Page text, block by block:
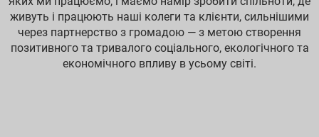
живуть і працюють наші колеги та клієнти, сильнішими
через партнерство з громадою — з метою створення
позитивного та тривалого соціального, екологічного та
економічного впливу в усьому світі.